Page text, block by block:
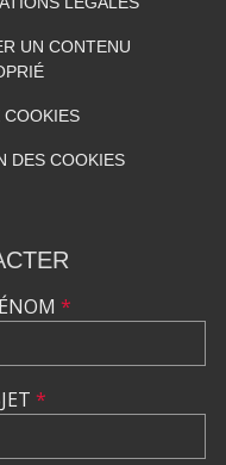
UN CONTENU
DES COOKIES
*
*